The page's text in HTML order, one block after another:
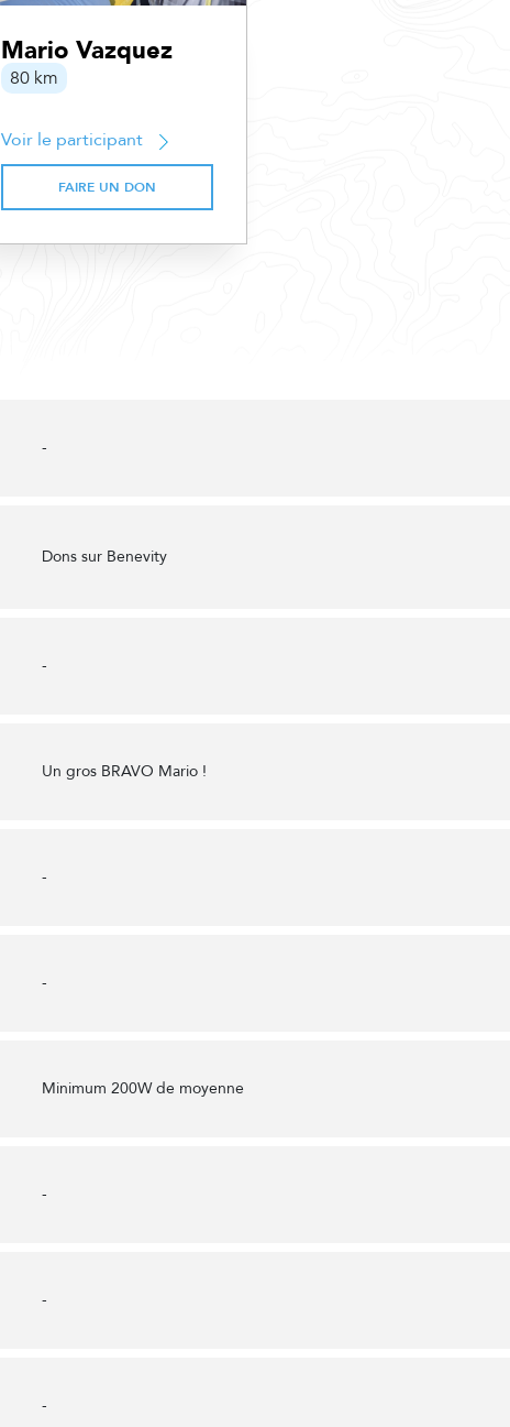
Mario Vazquez
80 km
Voir le participant
FAIRE UN DON
-
Dons sur Benevity
-
Un gros BRAVO Mario !
-
-
Minimum 200W de moyenne
-
-
-